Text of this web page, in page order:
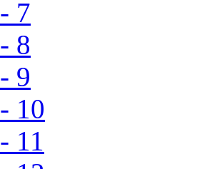
7
8
9
10
11